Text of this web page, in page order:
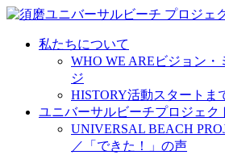
私たちについて
WHO WE ARE ビジョン・
ジ
HISTORY活動スタートま
ユニバーサルビーチプロジェク
UNIVERSAL BEACH
／「できた！」の声